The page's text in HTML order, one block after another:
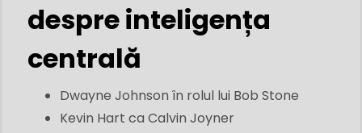
despre inteligența
centrală
Dwayne Johnson în rolul lui Bob Stone
Kevin Hart ca Calvin Joyner